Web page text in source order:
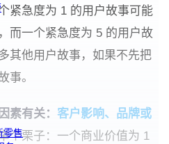
零售
紧急度为 1 的用户故事可能
而一个紧急度为 5 的用户故
其他用户故事，如果不先把
事。
素有关： 客户影响、品牌或
个栗子：一个商业价值为 1